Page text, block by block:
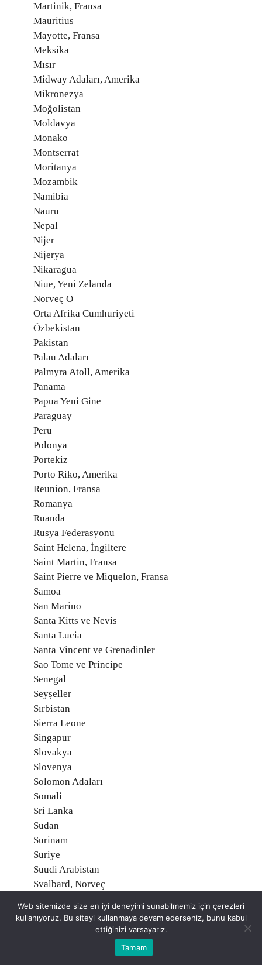
Martinik, Fransa
Mauritius
Mayotte, Fransa
Meksika
Mısır
Midway Adaları, Amerika
Mikronezya
Moğolistan
Moldavya
Monako
Montserrat
Moritanya
Mozambik
Namibia
Nauru
Nepal
Nijer
Nijerya
Nikaragua
Niue, Yeni Zelanda
Norveç O
Orta Afrika Cumhuriyeti
Özbekistan
Pakistan
Palau Adaları
Palmyra Atoll, Amerika
Panama
Papua Yeni Gine
Paraguay
Peru
Polonya
Portekiz
Porto Riko, Amerika
Reunion, Fransa
Romanya
Ruanda
Rusya Federasyonu
Saint Helena, İngiltere
Saint Martin, Fransa
Saint Pierre ve Miquelon, Fransa
Samoa
San Marino
Santa Kitts ve Nevis
Santa Lucia
Santa Vincent ve Grenadinler
Sao Tome ve Principe
Senegal
Seyşeller
Sırbistan
Sierra Leone
Singapur
Slovakya
Slovenya
Solomon Adaları
Somali
Sri Lanka
Sudan
Surinam
Suriye
Suudi Arabistan
Svalbard, Norveç
Şili
Web sitemizde size en iyi deneyimi sunabilmemiz için çerezleri
kullanıyoruz. Bu siteyi kullanmaya devam ederseniz, bunu kabul
ettiğinizi varsayarız.
Tamam